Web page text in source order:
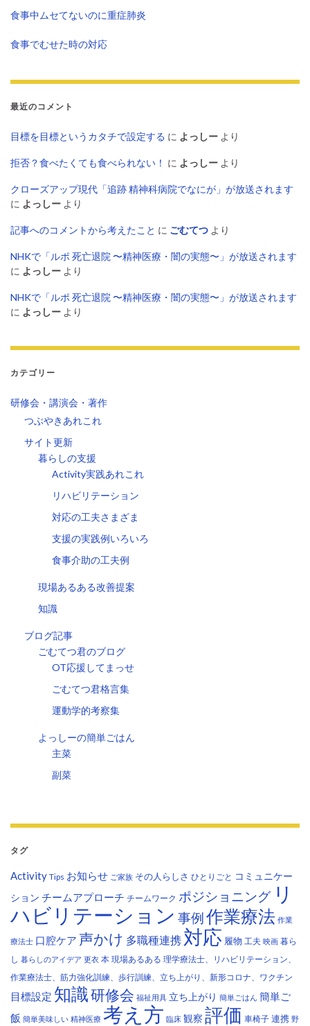
食事中ムセてないのに重症肺炎
食事でむせた時の対応
最近のコメント
目標を目標というカタチで設定する に よっしー より
拒否？食べたくても食べられない！ に よっしー より
クローズアップ現代「追跡 精神科病院でなにが」が放送されます
に よっしー より
記事へのコメントから考えたこと に ごむてつ より
NHKで「ルポ 死亡退院 〜精神医療・闇の実態〜」が放送されます
に よっしー より
NHKで「ルポ 死亡退院 〜精神医療・闇の実態〜」が放送されます
に よっしー より
カテゴリー
研修会・講演会・著作
つぶやきあれこれ
サイト更新
暮らしの支援
Activity実践あれこれ
リハビリテーション
対応の工夫さまざま
支援の実践例いろいろ
食事介助の工夫例
現場あるある改善提案
知識
ブログ記事
ごむてつ君のブログ
OT応援してまっせ
ごむてつ君格言集
運動学的考察集
よっしーの簡単ごはん
主菜
副菜
タグ
Activity Tips お知らせ ご家族 その人らしさ ひとりごと コミュニケー
ション チームアプローチ チームワーク ポジショニング リ
ハビリテーション 事例作業療法 作業
療法士 口腔ケア 声かけ 多職種連携 対応 履物 工夫 映画 暮ら
し 暮らしのアイデア 更衣 本 現場あるある 理学療法士、リハビリテーション、
作業療法士、筋力強化訓練、歩行訓練、立ち上がり、新形コロナ、ワクチン
目標設定 知識研修会 福祉用具 立ち上がり 簡単ごはん 簡単ご
飯 簡単美味しい 精神医療 考え方 臨床 観察 評価 車椅子 連携 野